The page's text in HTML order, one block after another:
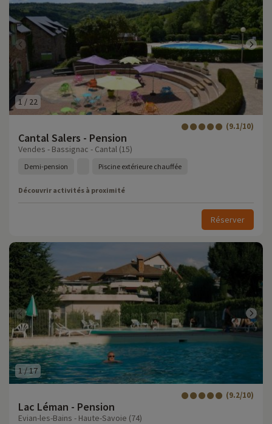
1 / 22
Cantal Salers - Pension
(9.1/10)
Vendes - Bassignac - Cantal (15)
Demi-pension Piscine extérieure chauffée
Découvrir activités à proximité
Réserver
1 /17
Lac Léman - Pension
(9.2/10)
Evian-les-Bains - Haute-Savoie (74)